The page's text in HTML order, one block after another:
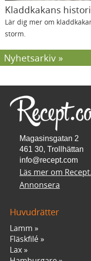
Kladdkakans
Lär dig mer om
storm.
Nyhetsarkiv
Magasinsgatan 2
461 30, Trollhättan
info@recept.com
Läs mer om
Annonsera
Huvudrätter
Lamm
Fläskfilé
Lax